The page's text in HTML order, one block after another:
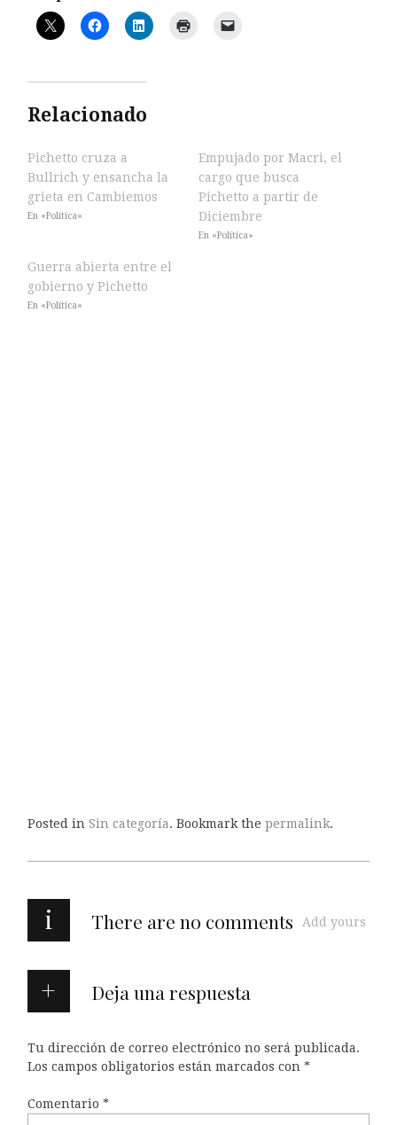
Relacionado
Pichetto cruza a
Bullrich y ensancha la
grieta en Cambiemos
En «Política»
Empujado por Macri, el
cargo que busca
Pichetto a partir de
Diciembre
En «Política»
Guerra abierta entre el
gobierno y Pichetto
En «Política»
Posted in Sin categoría. Bookmark the permalink.
i There are no comments Add yours
Deja una respuesta
Tu dirección de correo electrónico no será publicada.
Los campos obligatorios están marcados con *
Comentario *